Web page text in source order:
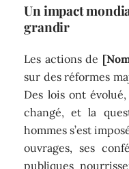
Un impact
grandir
Les actions de
sur des réformes
Des lois ont
changé, et la
hommes s’est
ouvrages, ses
publiques